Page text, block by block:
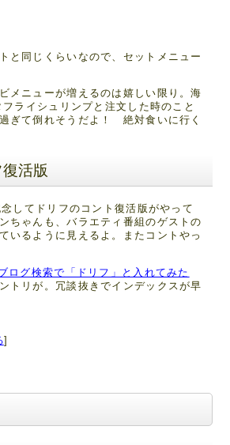
と同じくらいなので、セットメニュー
メニューが増えるのは嬉しい限り。海
ライシュリンプと注文した時のこと
ぎて倒れそうだよ！ 絶対食いに行く
活版
してドリフのコント復活版がやって
ちゃんも、バラエティ番組のゲストの
いるように見えるよ。またコントやっ
ログ検索で「ドリフ」と入れてみた
トリが。冗談抜きでインデックスが早
]